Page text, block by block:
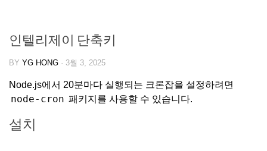
인텔리제이 단축키
BY YG HONG · 3월 3, 2025
Node.js에서 20분마다 실행되는 크론잡을 설정하려면
node-cron 패키지를 사용할 수 있습니다.
설치